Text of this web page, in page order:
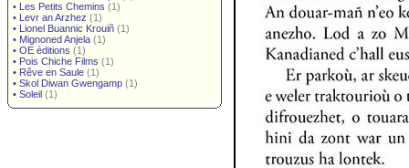
• Les Petits Chemins (1)
• Levr an Arzhez (1)
• Lionel Buannic Krouiñ (1)
• Mignoned Anjela (1)
• OE éditions (1)
• Pois Chiche Films (1)
• Rêve en Saule (1)
• Skol Diwan Gwengamp (1)
• Soleil (1)